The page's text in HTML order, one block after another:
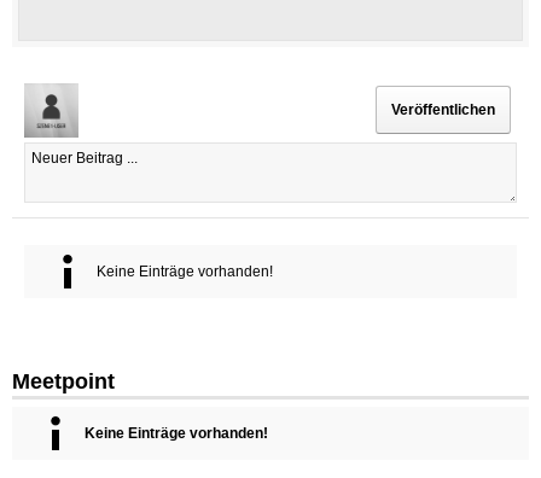
Keine Einträge vorhanden!
Meetpoint
Keine Einträge vorhanden!